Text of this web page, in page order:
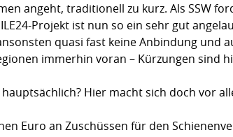
angeht, traditionell zu kurz. Als SSW
Projekt ist nun so ein sehr gut
quasi fast keine Anbindung und
immerhin voran – Kürzungen sind
Hier macht sich doch vor
Euro an Zuschüssen für den